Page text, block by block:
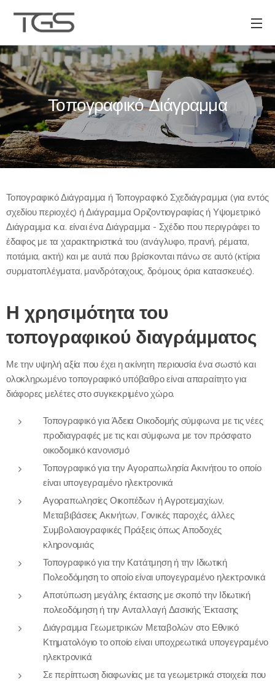
Τοπογραφικό Διάγραμμα
Τοπογραφικό Διάγραμμα ή Τοπογραφικό Σχεδιάγραμμα (για εντός
σχεδίου περιοχές) ή Διάγραμμα Οριζοντιογραφίας ή Υψομετρικό
Διάγραμμα κ.α. είναι ένα Διάγραμμα - Σχέδιο που περιγράφει το
έδαφος με τα χαρακτηριστικά του (ανάγλυφο, πρανή, ρέματα,
ποτάμια, ακτή) και με αυτά που βρίσκονται πάνω σε αυτό (κτίρια
συρματοπλέγματα, μανδρότοιχους, δρόμους όρια κατασκευές).
Η χρησιμότητα του
τοπογραφικού διαγράμματος
Με την υψηλή αξία που έχει η ακίνητη περιουσία ένα σωστό και
ολοκληρωμένο τοπογραφικό υπόβαθρο είναι απαραίτητο για
διάφορες μελέτες στο συγκεκριμένο χώρο.
Τοπογραφικό για Άδεια Οικοδομής σύμφωνα με τις νέες
προδιαγραφές με τις και σύμφωνα με τον πρόσφατο
οικοδομικό κανονισμό
Τοπογραφικό για την Αγοραπωλησία Ακινήτου το οποίο
είναι υπογεγραμένο ηλεκτρονικά
Αγοραπωλησίες Οικοπέδων ή Αγροτεμαχίων,
Μεταβιβάσεις Ακινήτων, Γονικές παροχές, άλλες
Συμβολαιογραφικές Πράξεις όπως Αποδοχές
κληρονομιάς
Τοπογραφικό για την Κατάτμηση ή την Ιδιωτική
Πολεοδόμηση το οποίο είναι υπογεγραμένο ηλεκτρονικά
Αποτύπωση μεγάλης έκτασης με σκοπό την Ιδιωτική
πολεοδόμηση ή την Ανταλλαγή Δασικής Έκτασης
Διάγραμμα Γεωμετρικών Μεταβολών στο Εθνικό
Κτηματολόγιο το οποίο είναι υποχρεωτικά υπογεγραμένο
ηλεκτρονικά
Σε περίπτωση διαφωνίας με τα γεωμετρικά στοιχεία που